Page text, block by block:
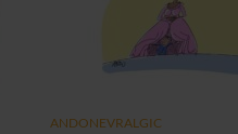
ANDONEVRALGIC